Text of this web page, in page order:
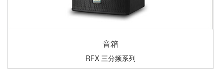
音箱
RFX 三分频系列